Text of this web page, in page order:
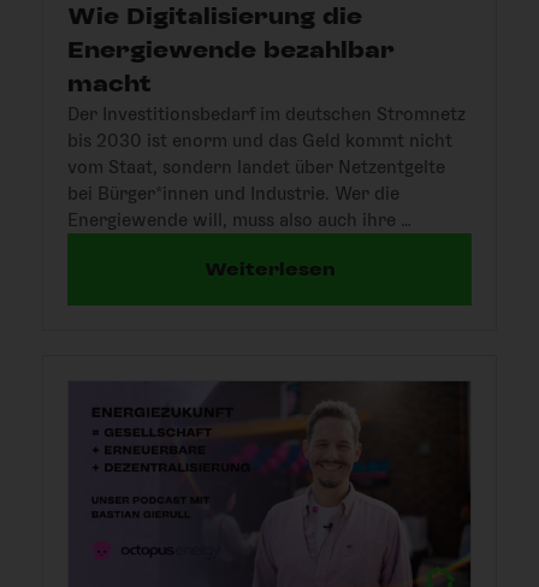
Wie Digitalisierung die
Energiewende bezahlbar
macht
Der Investitionsbedarf im deutschen Stromnetz
bis 2030 ist enorm und das Geld kommt nicht
vom Staat, sondern landet über Netzentgelte
bei Bürger*innen und Industrie. Wer die
Energiewende will, muss also auch ihre …
Weiterlesen